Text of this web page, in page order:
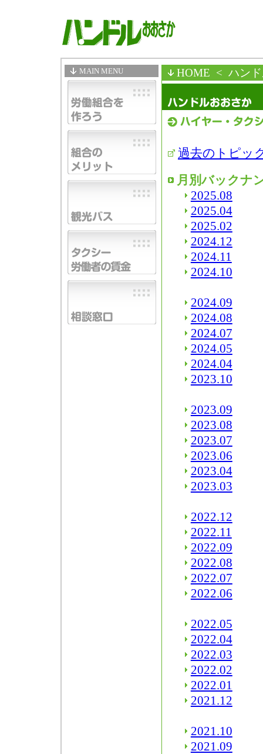
MAIN MENU HOME < ハン
過去のトピッ
月別バックナ
2025.08
2025.04
2025.02
2024.12
2024.11
2024.10
2024.09
2024.08
2024.07
2024.05
2024.04
2023.10
2023.09
2023.08
2023.07
2023.06
2023.04
2023.03
2022.12
2022.11
2022.09
2022.08
2022.07
2022.06
2022.05
2022.04
2022.03
2022.02
2022.01
2021.12
2021.10
2021.09